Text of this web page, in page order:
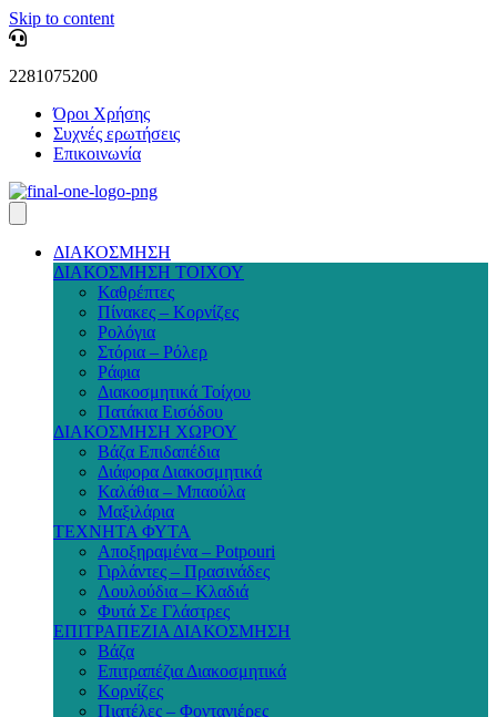
Skip to content
2281075200
Όροι Χρήσης
Συχνές ερωτήσεις
Επικοινωνία
ΔΙΑΚΟΣΜΗΣΗ
ΔΙΑΚΟΣΜΗΣΗ ΤΟΙΧΟΥ
Καθρέπτες
Πίνακες – Κορνίζες
Ρολόγια
Στόρια – Ρόλερ
Ράφια
Διακοσμητικά Τοίχου
Πατάκια Εισόδου
ΔΙΑΚΟΣΜΗΣΗ ΧΩΡΟΥ
Βάζα Επιδαπέδια
Διάφορα Διακοσμητικά
Καλάθια – Μπαούλα
Μαξιλάρια
ΤΕΧΝΗΤΑ ΦΥΤΑ
Αποξηραμένα – Potpouri
Γιρλάντες – Πρασινάδες
Λουλούδια – Κλαδιά
Φυτά Σε Γλάστρες
ΕΠΙΤΡΑΠΕΖΙΑ ΔΙΑΚΟΣΜΗΣΗ
Βάζα
Επιτραπέζια Διακοσμητικά
Κορνίζες
Πιατέλες – Φοντανιέρες